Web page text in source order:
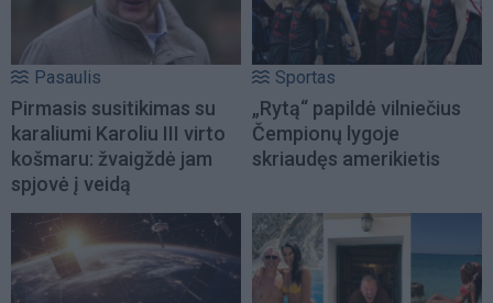
Pasaulis
Pirmasis susitikimas su
karaliumi Karoliu III virto
košmaru: žvaigždė jam
spjovė į veidą
Sportas
„Rytą“ papildė vilniečius
Čempionų lygoje
skriaudęs amerikietis